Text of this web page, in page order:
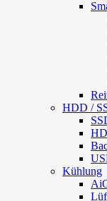
HDD /
Kühlung